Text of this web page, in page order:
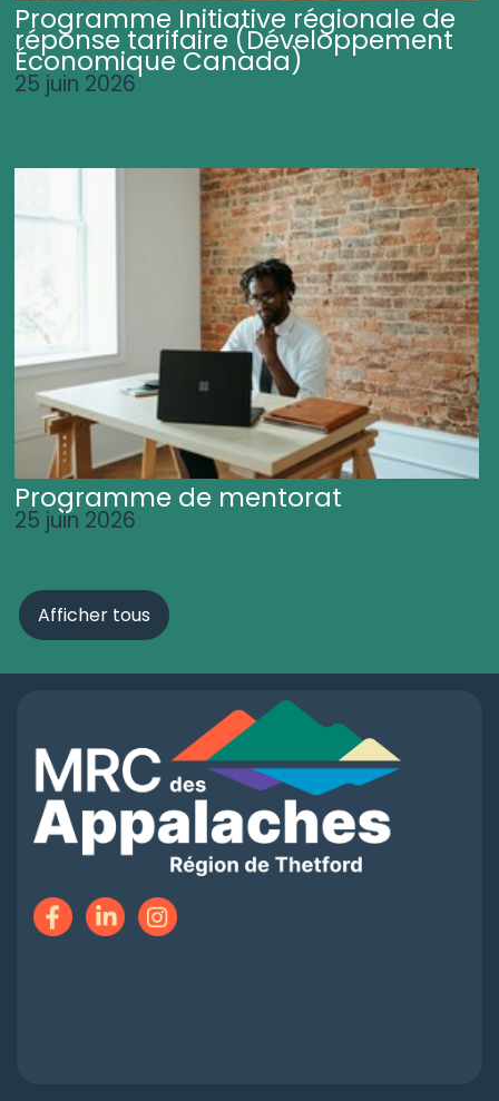
Programme Initiative régionale de
réponse tarifaire (Développement
Économique Canada)
25 juin 2026
Programme de mentorat
25 juin 2026
Afficher tous